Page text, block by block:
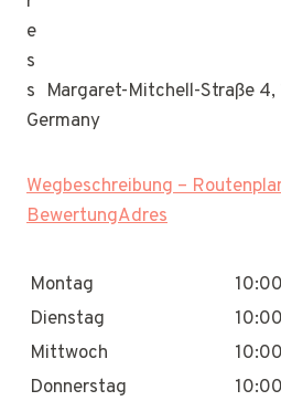
Margaret-Mitchell-Straße 4,
Germany
Wegbeschreibung –
BewertungAdres
Montag
Dienstag
Mittwoch
Donnerstag